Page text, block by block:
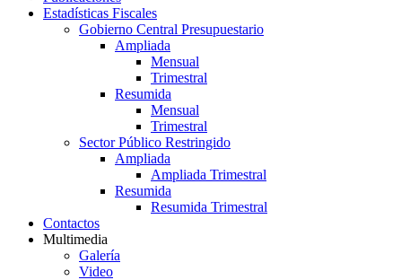
Estadísticas Fiscales
Gobierno Central Presupuestario
Ampliada
Mensual
Trimestral
Resumida
Mensual
Trimestral
Sector Público Restringido
Ampliada
Ampliada Trimestral
Resumida
Resumida Trimestral
Contactos
Multimedia
Galería
Video